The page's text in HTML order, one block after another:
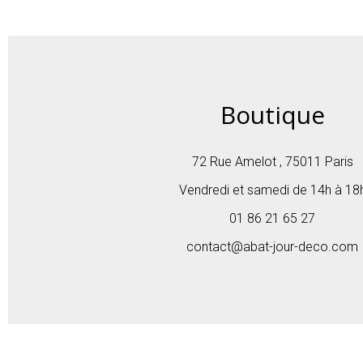
Boutique
72 Rue Amelot , 75011 Paris
Vendredi et samedi de 14h à
01 86 21 65 27
contact@abat-jour-deco.com